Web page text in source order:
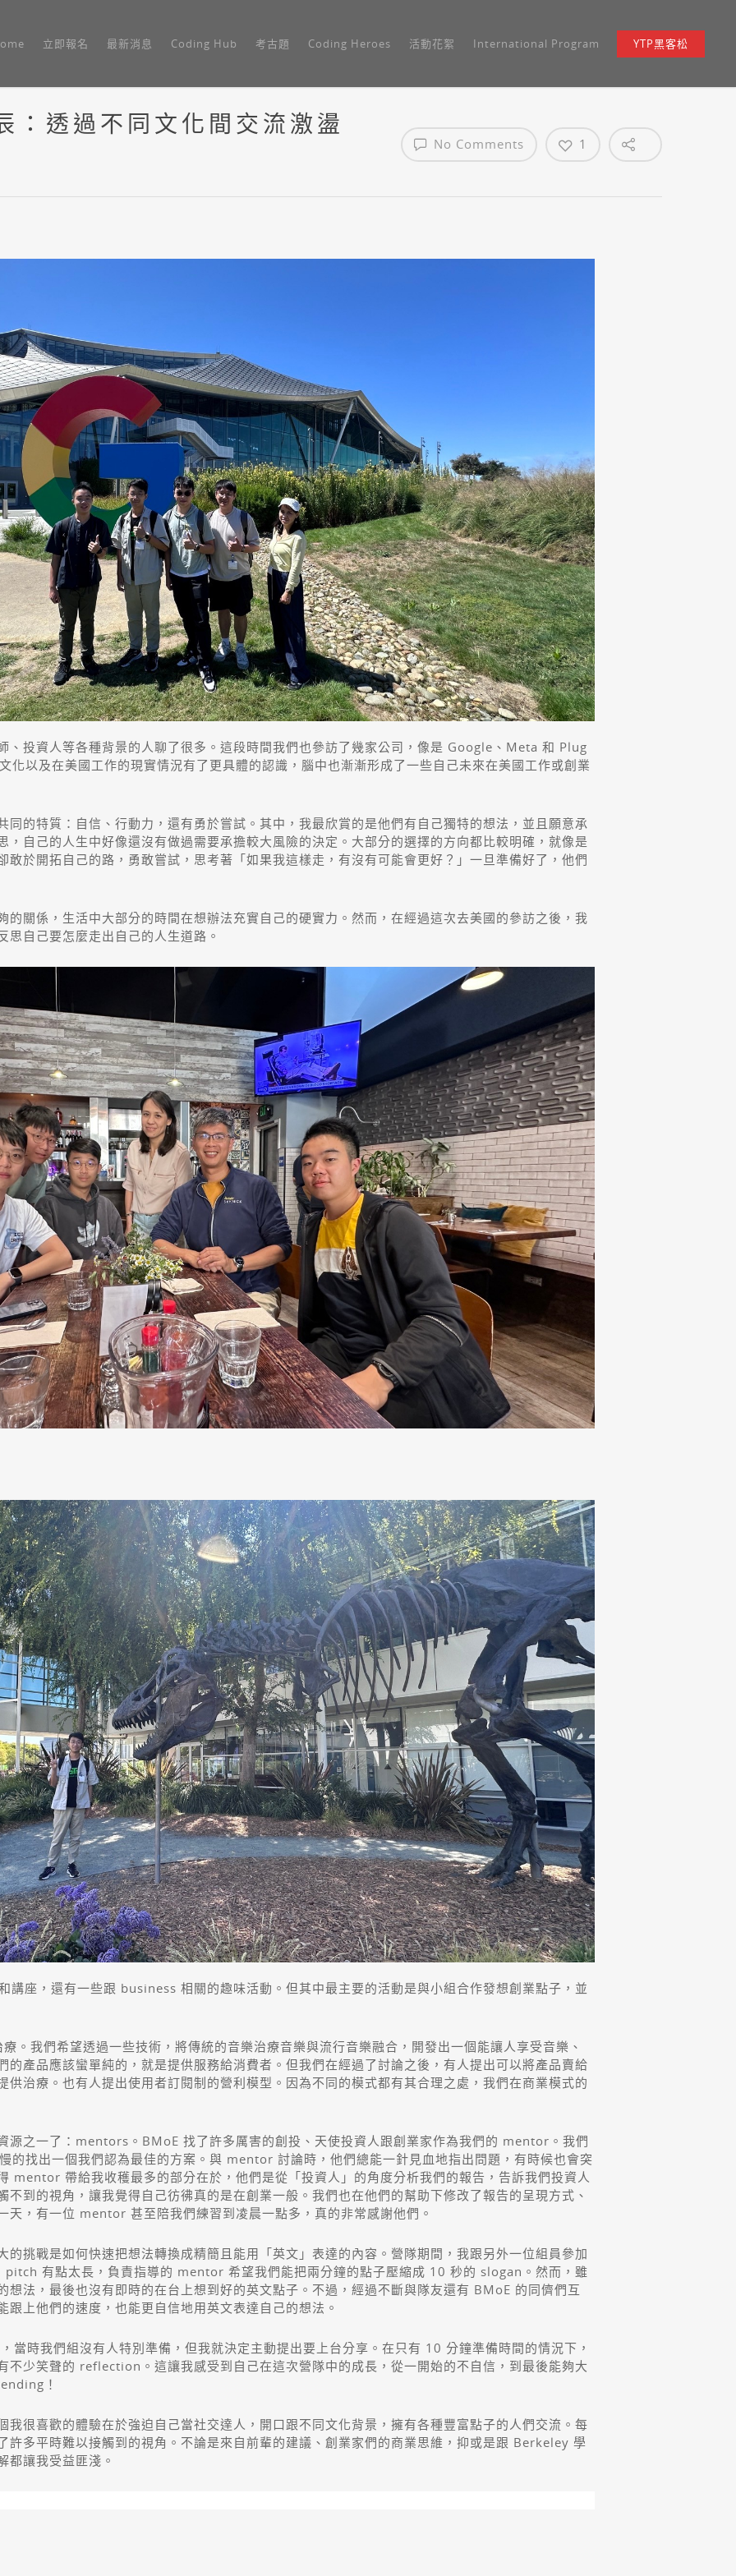
立即報名 最新消息 Coding Hub 考古題 Coding Heroes 活動花絮 International Program YTP黑客松
透過不同文化間交流激盪
No Comments 1
、投資人等各種背景的人聊了很多。這段時間我們也參訪了幾家公司，像是 Google、Meta 和 Plug
化以及在美國工作的現實情況有了更具體的認識，腦中也漸漸形成了一些自己未來在美國工作或創業
同的特質：自信、行動力，還有勇於嘗試。其中，我最欣賞的是他們有自己獨特的想法，並且願意承
，自己的人生中好像還沒有做過需要承擔較大風險的決定。大部分的選擇的方向都比較明確，就像是
敢於開拓自己的路，勇敢嘗試，思考著「如果我這樣走，有沒有可能會更好？」一旦準備好了，他們
的關係，生活中大部分的時間在想辦法充實自己的硬實力。然而，在經過這次去美國的參訪之後，我
自己要怎麼走出自己的人生道路。
講座，還有一些跟 business 相關的趣味活動。但其中最主要的活動是與小組合作發想創業點子，並
。我們希望透過一些技術，將傳統的音樂治療音樂與流行音樂融合，開發出一個能讓人享受音樂、
的產品應該蠻單純的，就是提供服務給消費者。但我們在經過了討論之後，有人提出可以將產品賣給
供治療。也有人提出使用者訂閱制的營利模型。因為不同的模式都有其合理之處，我們在商業模式的
源之一了：mentors。BMoE 找了許多厲害的創投、天使投資人跟創業家作為我們的 mentor。我們
的找出一個我們認為最佳的方案。與 mentor 討論時，他們總能一針見血地指出問題，有時候也會突
mentor 帶給我收穫最多的部分在於，他們是從「投資人」的角度分析我們的報告，告訴我們投資人
不到的視角，讓我覺得自己彷彿真的是在創業一般。我們也在他們的幫助下修改了報告的呈現方式、
天，有一位 mentor 甚至陪我們練習到凌晨一點多，真的非常感謝他們。
的挑戰是如何快速把想法轉換成精簡且能用「英文」表達的內容。營隊期間，我跟另外一位組員參加
有點太長，負責指導的 mentor 希望我們能把兩分鐘的點子壓縮成 10 秒的 slogan。然而，雖
想法，最後也沒有即時的在台上想到好的英文點子。不過，經過不斷與隊友還有 BMoE 的同儕們互
上他們的速度，也能更自信地用英文表達自己的想法。
時我們組沒有人特別準備，但我就決定主動提出要上台分享。在只有 10 分鐘準備時間的情況下，
不少笑聲的 reflection。這讓我感受到自己在這次營隊中的成長，從一開始的不自信，到最後能夠大
！
我很喜歡的體驗在於強迫自己當社交達人，開口跟不同文化背景，擁有各種豐富點子的人們交流。每
許多平時難以接觸到的視角。不論是來自前輩的建議、創業家們的商業思維，抑或是跟 Berkeley 學
都讓我受益匪淺。